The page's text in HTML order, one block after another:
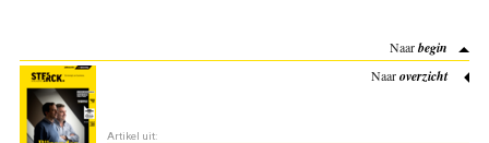
Naarbegin
Naaroverzicht
Artikel uit: